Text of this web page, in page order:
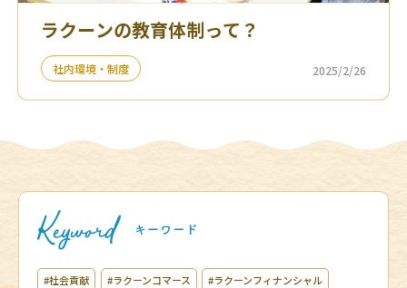
ラクーンの教育体制って？
社内環境・制度 2025/2/26
#社会貢献 #ラクーンコマース #ラクーンフィナンシャル